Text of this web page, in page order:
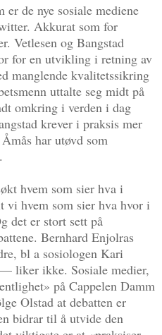
de nye sosiale mediene
Akkurat som for
Vetlesen og Bangstad
for en utvikling i retning av
manglende kvalitetssikring
uttalte seg midt på
omkring i verden i dag
krever i praksis mer
har utøvd som
hvem som sier hva i
vi hvem som sier hva hvor i
det er stort sett på
Bernhard Enjolras
bl a sosiologen Kari
liker ikke. Sosiale medier,
på Cappelen Damm
Olstad at debatten er
bidrar til å utvide den